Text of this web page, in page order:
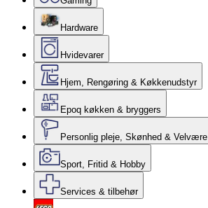
Hardware
Hvidevarer
Hjem, Rengøring & Køkkenudstyr
Epoq køkken & bryggers
Personlig pleje, Skønhed & Velvære
Sport, Fritid & Hobby
Services & tilbehør